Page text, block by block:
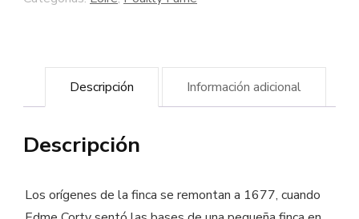
Bodega
cantidad
Descripción Información adicional
Descripción
Los orígenes de la finca se remontan a 1677, cuando